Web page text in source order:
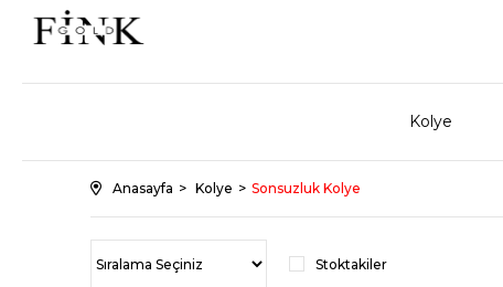
Kolye
Anasayfa Kolye Sonsuzluk Kolye
Stoktakiler